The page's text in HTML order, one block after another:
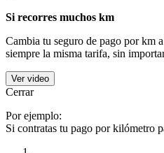
Si recorres muchos km
Cambia tu seguro de pago por km
siempre la misma tarifa, sin
Ver video
Cerrar
Por ejemplo:
Si contratas tu pago por kilómetro